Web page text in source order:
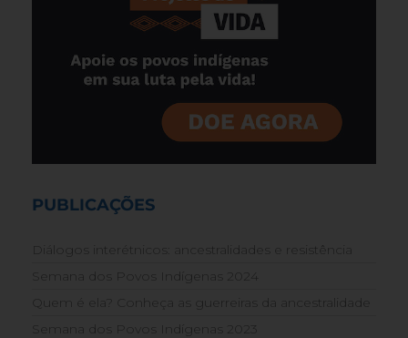
PUBLICAÇÕES
Diálogos interétnicos: ancestralidades e resistência
Semana dos Povos Indígenas 2024
Quem é ela? Conheça as guerreiras da ancestralidade
Semana dos Povos Indígenas 2023